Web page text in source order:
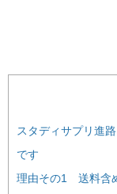
スタディサプリ進
です
理由その1 送料含